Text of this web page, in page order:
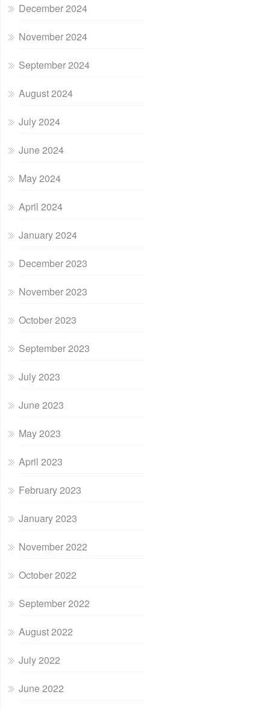
December 2024
November 2024
September 2024
August 2024
July 2024
June 2024
May 2024
April 2024
January 2024
December 2023
November 2023
October 2023
September 2023
July 2023
June 2023
May 2023
April 2023
February 2023
January 2023
November 2022
October 2022
September 2022
August 2022
July 2022
June 2022